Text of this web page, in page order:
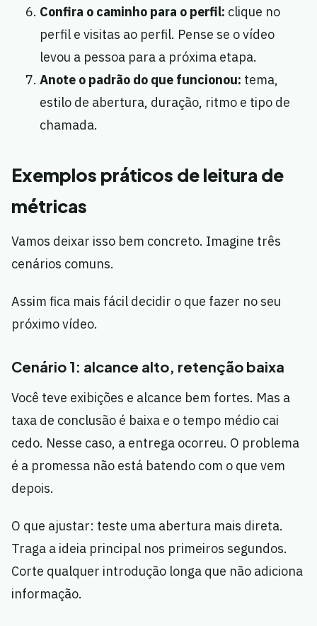
Confira o caminho para o perfil: clique no
perfil e visitas ao perfil. Pense se o vídeo
levou a pessoa para a próxima etapa.
Anote o padrão do que funcionou: tema,
estilo de abertura, duração, ritmo e tipo de
chamada.
Exemplos práticos de leitura de
métricas
Vamos deixar isso bem concreto. Imagine três
cenários comuns.
Assim fica mais fácil decidir o que fazer no seu
próximo vídeo.
Cenário 1: alcance alto, retenção baixa
Você teve exibições e alcance bem fortes. Mas a
taxa de conclusão é baixa e o tempo médio cai
cedo. Nesse caso, a entrega ocorreu. O problema
é a promessa não está batendo com o que vem
depois.
O que ajustar: teste uma abertura mais direta.
Traga a ideia principal nos primeiros segundos.
Corte qualquer introdução longa que não adiciona
informação.